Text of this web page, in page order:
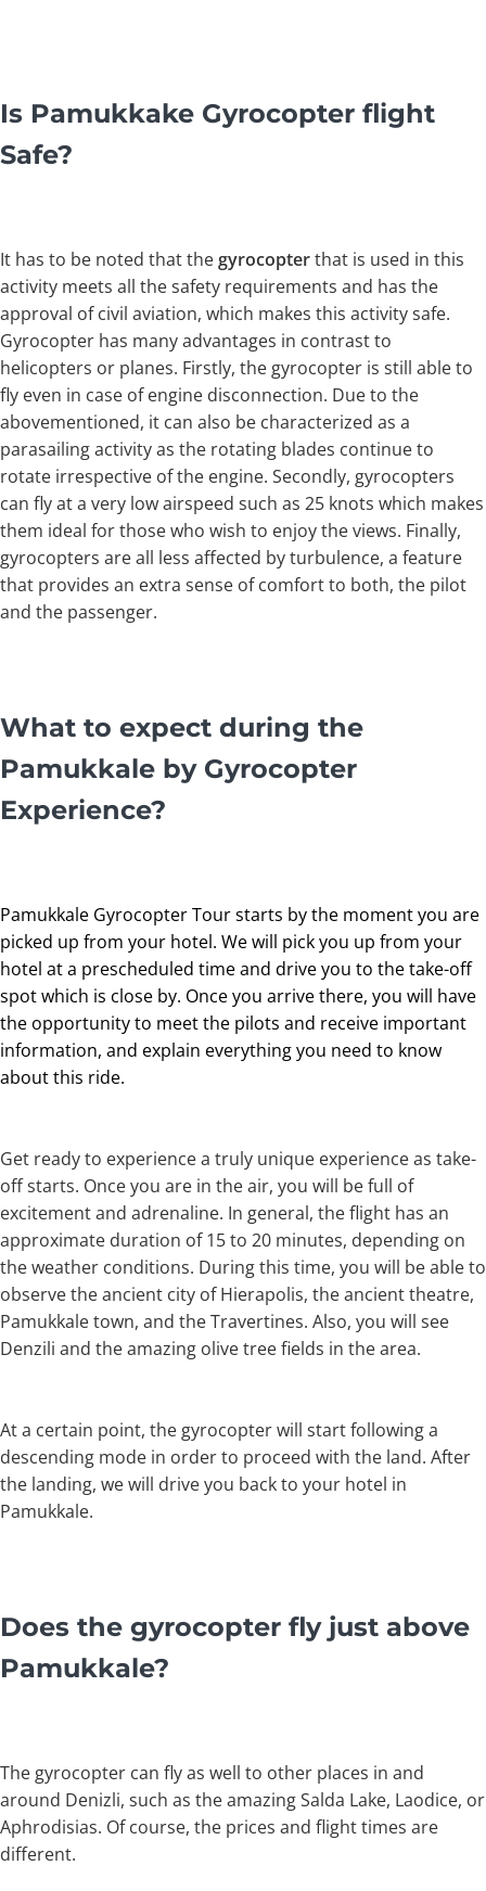
Is Pamukkake Gyrocopter flight
Safe?
It has to be noted that thegyrocopterthat is used in this
activity meets all the safety requirements and has the
approval of civil aviation, which makes this activity safe.
Gyrocopter has many advantages in contrast to
helicopters or planes. Firstly, the gyrocopter is still able to
fly even in case of engine disconnection. Due to the
abovementioned, it can also be characterized as a
parasailing activity as the rotating blades continue to
rotate irrespective of the engine. Secondly, gyrocopters
can fly at a very low airspeed such as 25 knots which makes
them ideal for those who wish to enjoy the views. Finally,
gyrocopters are all less affected by turbulence, a feature
that provides an extra sense of comfort to both, the pilot
and the passenger.
What to expect during the
Pamukkale by Gyrocopter
Experience?
Pamukkale Gyrocopter Tour starts by the moment you are
picked up from your hotel. We will pick you up from your
hotel at a prescheduled time and drive you to the take-off
spot which is close by. Once you arrive there, you will have
the opportunity to meet the pilots and receive important
information, and explain everything you need to know
about this ride.
Get ready to experience a truly unique experience as take-
off starts. Once you are in the air, you will be full of
excitement and adrenaline. In general, the flight has an
approximate duration of 15 to 20 minutes, depending on
the weather conditions. During this time, you will be able to
observe the ancient city of Hierapolis, the ancient theatre,
Pamukkale town, and the Travertines. Also, you will see
Denzili and the amazing olive tree fields in the area.
At a certain point, the gyrocopter will start following a
descending mode in order to proceed with the land. After
the landing, we will drive you back to your hotel in
Pamukkale.
Does the gyrocopter fly just above
Pamukkale?
The gyrocopter can fly as well to other places in and
around Denizli, such as the amazing Salda Lake, Laodice, or
Aphrodisias. Of course, the prices and flight times are
different.